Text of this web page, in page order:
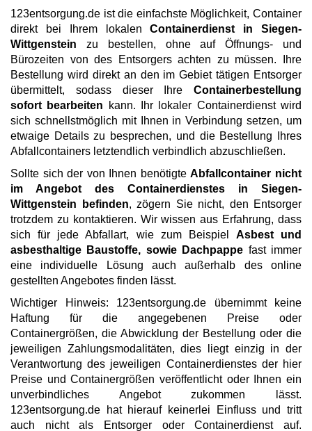
123entsorgung.de ist die einfachste Möglichkeit, Container
direkt bei Ihrem lokalenContainerdienst in Siegen-
Wittgenstein zu bestellen, ohne auf Öffnungs- und
Bürozeiten von des Entsorgers achten zu müssen. Ihre
Bestellung wird direkt an den im Gebiet tätigen Entsorger
übermittelt, sodass dieser Ihre Containerbestellung
sofort bearbeiten kann. Ihr lokaler Containerdienst wird
sich schnellstmöglich mit Ihnen in Verbindung setzen, um
etwaige Details zu besprechen, und die Bestellung Ihres
Abfallcontainers letztendlich verbindlich abzuschließen.
Sollte sich der von Ihnen benötigteAbfallcontainer nicht
im Angebot des Containerdienstes in Siegen-
Wittgenstein befinden, zögern Sie nicht, den Entsorger
trotzdem zu kontaktieren. Wir wissen aus Erfahrung, dass
sich für jede Abfallart, wie zum Beispiel Asbest und
asbesthaltige Baustoffe, sowie Dachpappe fast immer
eine individuelle Lösung auch außerhalb des online
gestellten Angebotes finden lässt.
Wichtiger Hinweis: 123entsorgung.de übernimmt keine
Haftung für die angegebenen Preise oder
Containergrößen, die Abwicklung der Bestellung oder die
jeweiligen Zahlungsmodalitäten, dies liegt einzig in der
Verantwortung des jeweiligen Containerdienstes der hier
Preise und Containergrößen veröffentlicht oder Ihnen ein
unverbindliches Angebot zukommen lässt.
123entsorgung.de hat hierauf keinerlei Einfluss und tritt
auch nicht als Entsorger oder Containerdienst auf.